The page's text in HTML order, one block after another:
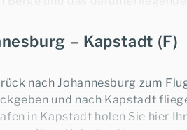
von Jahrtausenden aus dem
Fahrt schließlich zum Blyde
16 kmlangen Canyon, eine
mTiefe der Fluss schlängelt.
– Kapstadt (F)
nach Johannesburg zum
und nach Kapstadt
in Kapstadt holen Sie hier